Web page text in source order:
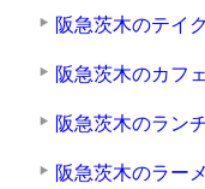
阪急茨木のテイ
阪急茨木のカフェ
阪急茨木のラン
阪急茨木のラー